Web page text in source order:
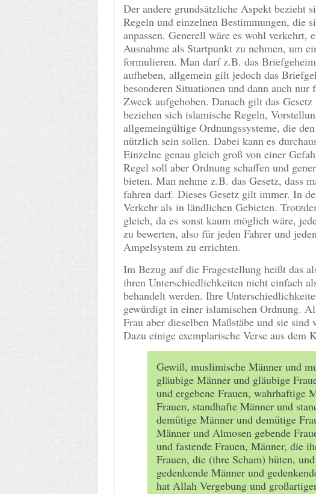
Der andere grundsätzliche Aspekt bezieht
Regeln und einzelnen Bestimmungen, die
anpassen. Generell wäre es wohl verkehrt,
Ausnahme als Startpunkt zu nehmen, um
formulieren. Man darf z.B. das
aufheben, allgemein gilt jedoch das
besonderen Situationen und dann auch
Zweck aufgehoben. Danach gilt das
beziehen sich islamische Regeln,
allgemeingültige Ordnungssysteme, die
nützlich sein sollen. Dabei kann es
Einzelne genau gleich groß von einer
Regel soll aber Ordnung schaffen und
bieten. Man nehme z.B. das Gesetz, dass
fahren darf. Dieses Gesetz gilt immer. In
Verkehr als in ländlichen Gebieten.
gleich, da es sonst kaum möglich wäre,
zu bewerten, also für jeden Fahrer und
Ampelsystem zu errichten.
Im Bezug auf die Fragestellung heißt das
ihren Unterschiedlichkeiten nicht einfach
behandelt werden. Ihre
gewürdigt in einer islamischen Ordnung.
Frau aber dieselben Maßstäbe und sie
Dazu einige exemplarische Verse aus dem
Gewiß, muslimische Männer und
gläubige Männer und gläubige
und ergebene Frauen, wahrhaftige
Frauen, standhafte Männer und
demütige Männer und demütige
Männer und Almosen gebende
und fastende Frauen, Männer, die
Frauen, die (ihre Scham) hüten,
gedenkende Männer und
hat Allah Vergebung und